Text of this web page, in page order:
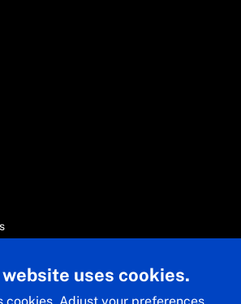
uses cookies.